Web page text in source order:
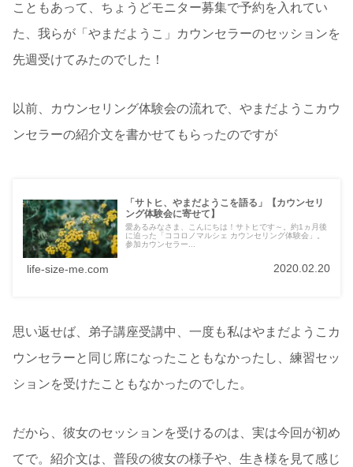
こともあって、ちょうどモニター募集で予約を入れてい
た、我らが「やまだようこ」カウンセラーのセッションを
先週受けてみたのでした！
以前、カウンセリング体験会の流れで、やまだようこカウ
ンセラーの紹介文を書かせてもらったのですが
「サトヒ、やまだようこを語る」【カウンセリ
ング体験会に寄せて】
愛あるみなさま、こんにちは！サトヒです～。約1ヵ月後
に迫った「ココロノマルシェ カウンセリング体験会」。
参加カウンセラー...
life-size-me.com 2020.02.20
思い返せば、弟子講座受講中、一度も私はやまだようこカ
ウンセラーと同じ席になったこともなかったし、練習セッ
ションを受けたこともなかったのでした。
だから、彼女のセッションを受けるのは、実は今回が初め
てで。紹介文は、普段の彼女の様子や、生き様を見て感じ